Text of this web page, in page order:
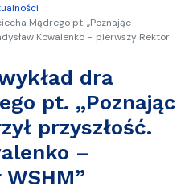
Mądrego pt. „Poznając
Kowalenko – pierwszy Rektor
dra
pt. „Poznając
przyszłość.
–